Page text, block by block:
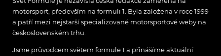
motorsport, především na formuli 1. Byla založena v roce 1999
a patří mezi nejstarší specializované motorsportové weby na
československém trhu.
Jsme průvodcem světem formule 1 a přinášíme aktuální